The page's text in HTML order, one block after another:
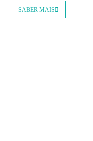
SABER MAIS